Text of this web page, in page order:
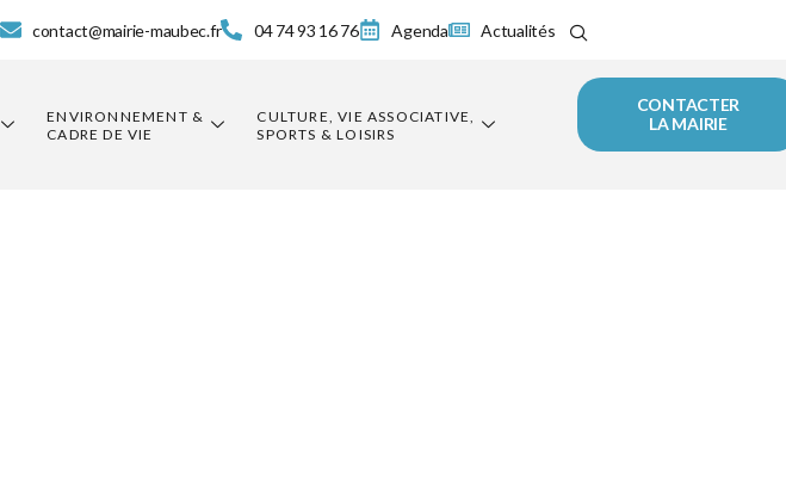
contact@mairie-maubec.fr 04 74 93 16 76 Agenda Actualités
ENVIRONNEMENT &
CADRE DE VIE
CULTURE, VIE ASSOCIATIVE,
SPORTS & LOISIRS
CONTACTER
LA MAIRIE